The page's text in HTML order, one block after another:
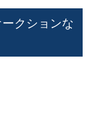
クションな